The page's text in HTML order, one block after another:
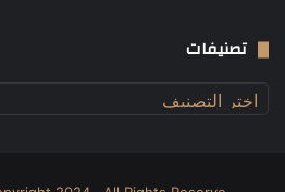
تصنيفات
تصنيفات